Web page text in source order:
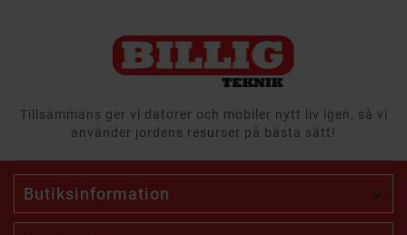
Tillsammans ger vi datorer och mobiler nytt liv igen, så vi
använder jordens resurser på bästa sätt!
Butiksinformation 